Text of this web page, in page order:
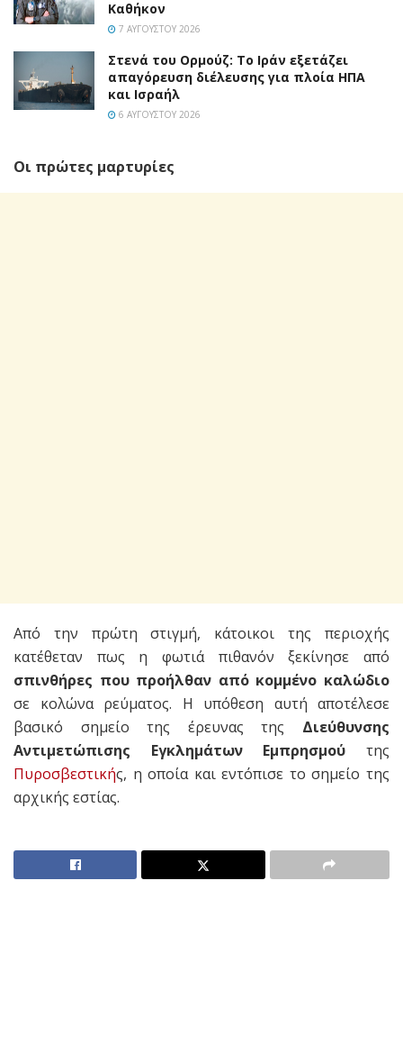
Καθήκον
7 ΑΥΓΟΎΣΤΟΥ 2026
Στενά του Ορμούζ: Το Ιράν εξετάζει
απαγόρευση διέλευσης για πλοία ΗΠΑ
και Ισραήλ
6 ΑΥΓΟΎΣΤΟΥ 2026
Οι πρώτες μαρτυρίες
Από την πρώτη στιγμή, κάτοικοι της περιοχής
κατέθεταν πως η φωτιά πιθανόν ξεκίνησε από
σπινθήρες που προήλθαν από κομμένο καλώδιο
σε κολώνα ρεύματος. Η υπόθεση αυτή αποτέλεσε
βασικό σημείο της έρευνας της Διεύθυνσης
Αντιμετώπισης Εγκλημάτων Εμπρησμού της
Πυροσβεστικής, η οποία και εντόπισε το σημείο της
αρχικής εστίας.